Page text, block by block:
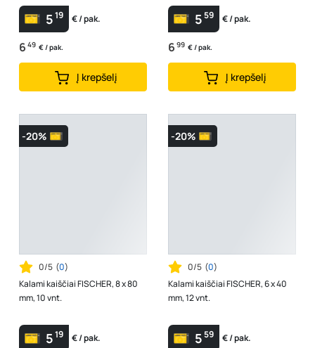
519 € / pak.
6 49 € / pak.
Į krepšelį
559 € / pak.
6 99 € / pak.
Į krepšelį
-20%
0/5 (0)
Kalami kaiščiai FISCHER, 8 x 80
mm, 10 vnt.
519 € / pak.
-20%
0/5 (0)
Kalami kaiščiai FISCHER, 6 x 40
mm, 12 vnt.
559 € / pak.